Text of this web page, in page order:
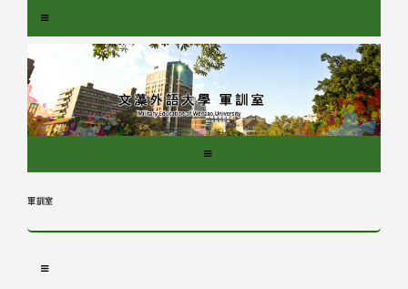
軍訓室